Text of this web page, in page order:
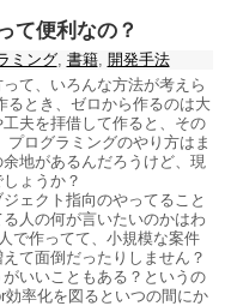
て便利なの？
ミング, 書籍, 開発手法
て、いろんな方法が考えら
るとき、ゼロから作るのは大
夫を拝借して作ると、その
ログラミングのやり方はま
地があるんだろうけど、現
ょうか？
ェクト指向のやってること
人の何が言いたいのかはわ
で作ってて、小規模な案件
て面倒だったりしません？
いいこともある？というの
効率化を図るといつの間にか